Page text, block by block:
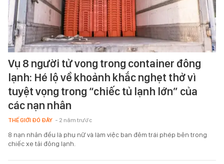
Vụ 8 người tử vong trong container đông
lạnh: Hé lộ về khoảnh khắc nghẹt thở vì
tuyệt vọng trong “chiếc tủ lạnh lớn” của
các nạn nhân
THẾ GIỚI ĐÓ ĐÂY - 2 năm trước
8 nạn nhân đều là phụ nữ và làm việc ban đêm trái phép bên trong
chiếc xe tải đông lạnh.